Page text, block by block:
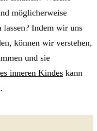
möglicherweise
lassen? Indem wir uns
können wir verstehen,
und sie
inneren Kindes kann